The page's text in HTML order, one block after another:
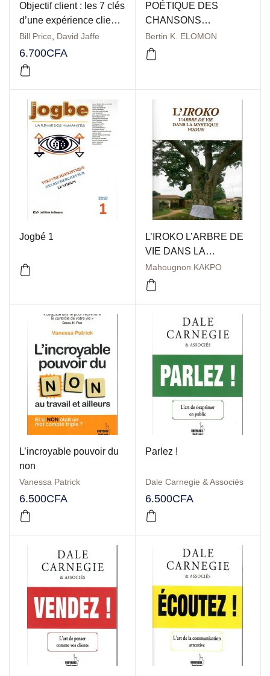
Objectif client : les 7 clés
d’une expérience client
réussie
Bill Price David Jaffe
6.700CFA
POÉTIQUE DES
CHANSONS
SACRÉES DES
NESUXWE MAXI
Bertin K. ELOMON
Jogbé 1
L’IROKO L’ARBRE DE
VIE DANS LA
MYSTIQUE VODUN
Mahougnon KAKPO
L’incroyable pouvoir du
non
Vanessa Patrick
6.500CFA
Parlez !
Dale Carnegie & Associés
6.500CFA